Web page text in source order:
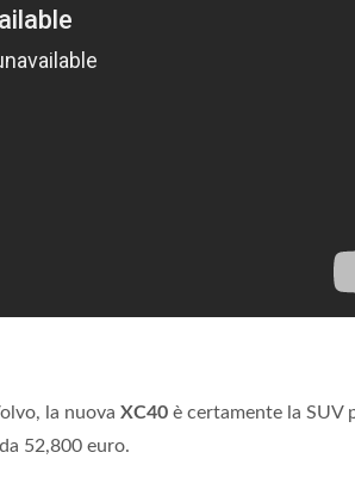
la nuova XC40 è certamente la SUV
52,800 euro.